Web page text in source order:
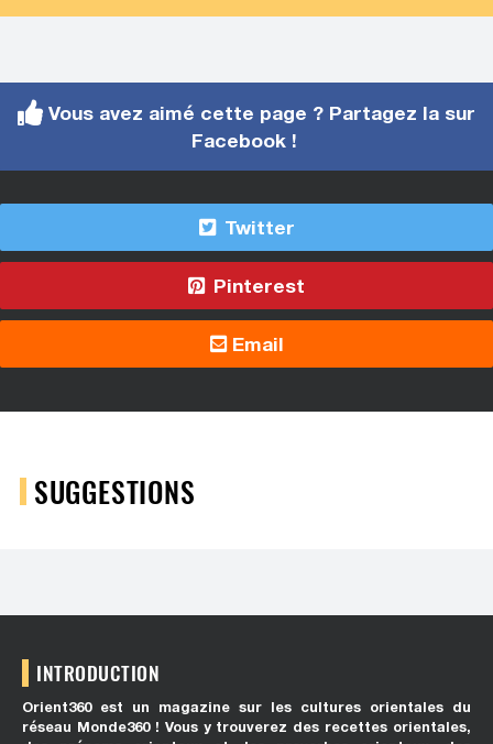
Vous avez aimé cette page ? Partagez la sur
Facebook !
Twitter
Pinterest
Email
SUGGESTIONS
INTRODUCTION
Orient360 est un magazine sur les cultures orientales du
réseau Monde360 ! Vous y trouverez des recettes orientales,